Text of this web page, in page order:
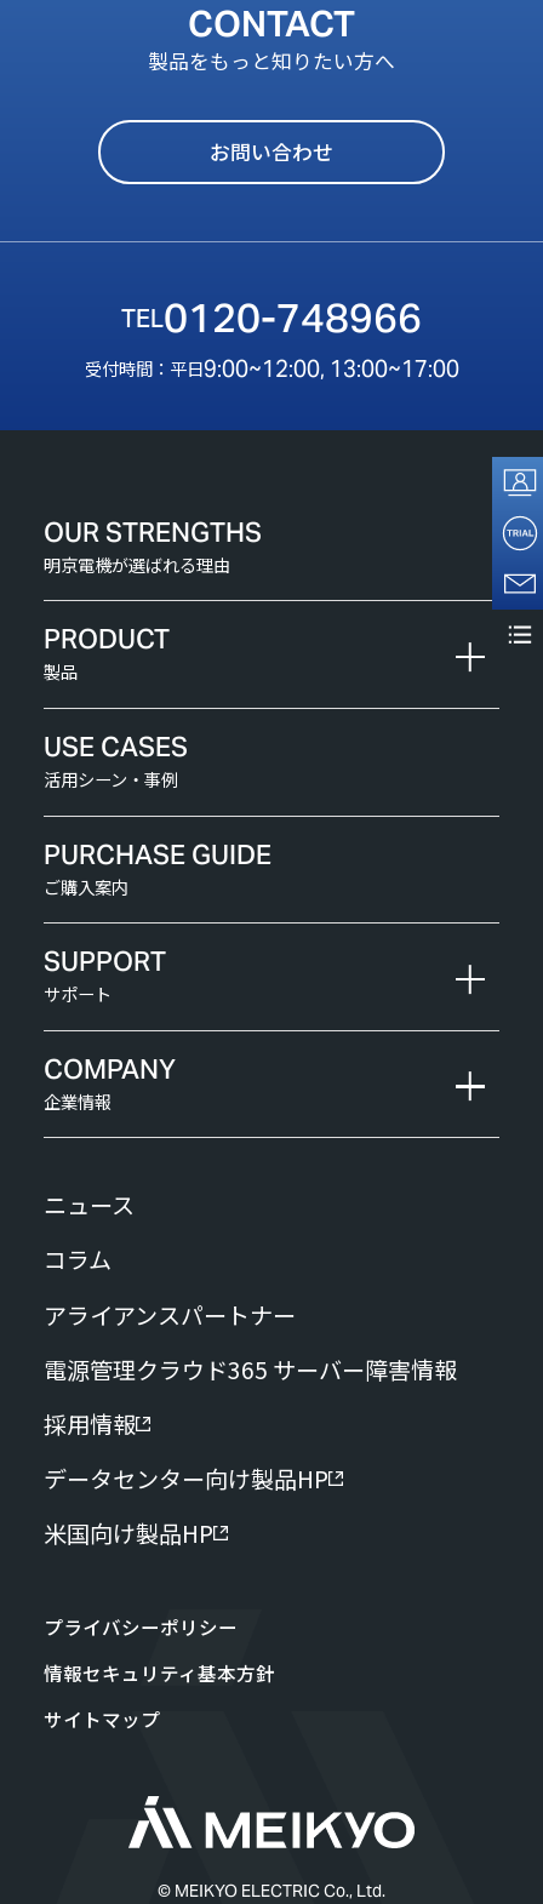
CONTACT
製品をもっと知りたい方へ
お問い合わせ
0120-748966
受付時間：平日9:00~12:00, 13:00~17:00
OUR STRENGTHS
明京電機が選ばれる理由
PRODUCT
製品
USE CASES
活用シーン・事例
PURCHASE GUIDE
ご購入案内
SUPPORT
サポート
COMPANY
企業情報
ニュース
コラム
アライアンスパートナー
電源管理クラウド365 サーバー障害情報
採用情報
データセンター向け製品HP
米国向け製品HP
プライバシーポリシー
情報セキュリティ基本方針
サイトマップ
© MEIKYO ELECTRIC Co., Ltd.